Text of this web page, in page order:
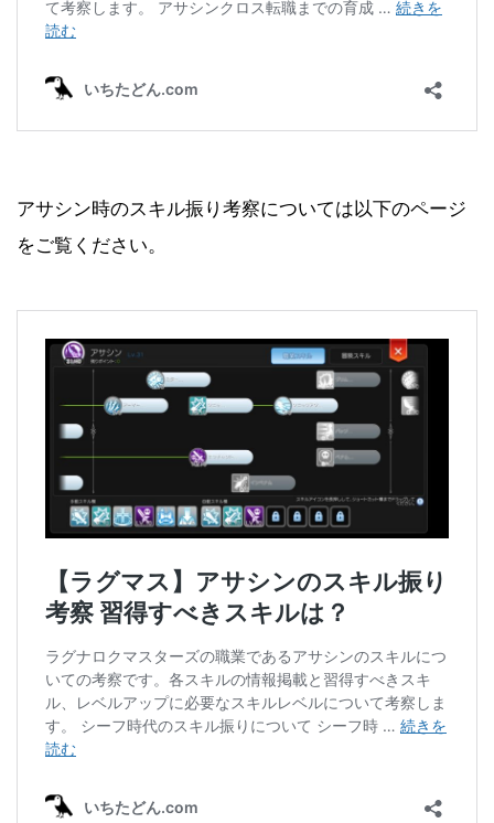
アサシン時のスキル振り考察については以下のページ
をご覧ください。